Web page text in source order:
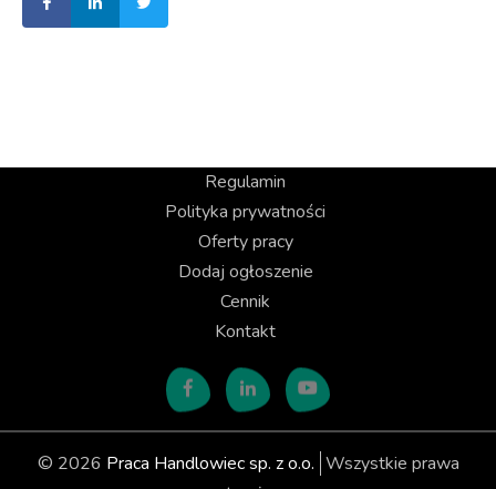
Regulamin
Polityka prywatności
Oferty pracy
Dodaj ogłoszenie
Cennik
Kontakt
© 2026 Praca Handlowiec sp. z o.o. Wszystkie prawa